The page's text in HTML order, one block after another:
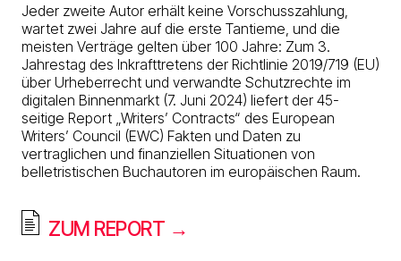
Jeder zweite Autor erhält keine Vorschusszahlung,
wartet zwei Jahre auf die erste Tantieme, und die
meisten Verträge gelten über 100 Jahre: Zum 3.
Jahrestag des Inkrafttretens der Richtlinie 2019/719 (EU)
über Urheberrecht und verwandte Schutzrechte im
digitalen Binnenmarkt (7. Juni 2024) liefert der 45-
seitige Report „Writers’ Contracts“ des European
Writers’ Council (EWC) Fakten und Daten zu
vertraglichen und finanziellen Situationen von
belletristischen Buchautoren im europäischen Raum.
ZUM REPORT →